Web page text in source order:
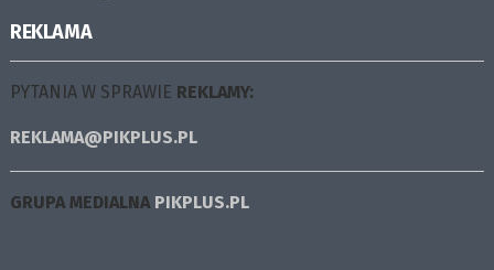
REKLAMA
PYTANIA W SPRAWIE REKLAMY:
REKLAMA@PIKPLUS.PL
GRUPA MEDIALNA PIKPLUS.PL